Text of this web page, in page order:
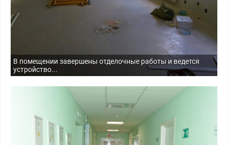
В помещении завершены отделочные работы и ведется
устройство...